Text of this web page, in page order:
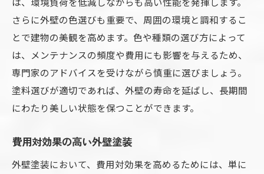
さらに外壁の色選びも重要で、周囲の環境と調和するこ
とで建物の美観を高めます。色や種類の選び方によって
は、メンテナンスの頻度や費用にも影響を与えるため、
専門家のアドバイスを受けながら慎重に選びましょう。
塗料選びが適切であれば、外壁の寿命を延ばし、長期間
にわたり美しい状態を保つことができます。
費用対効果の高い外壁塗装
外壁塗装において、費用対効果を高めるためには、単に